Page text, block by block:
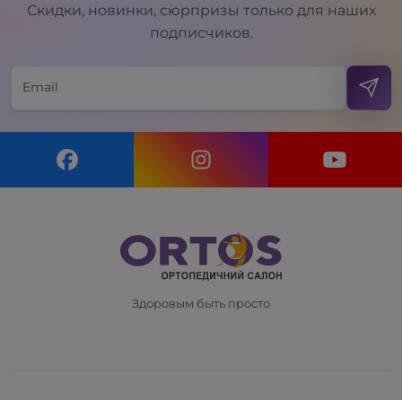
Скидки, новинки, сюрпризы только для наших
подписчиков.
Здоровым быть просто